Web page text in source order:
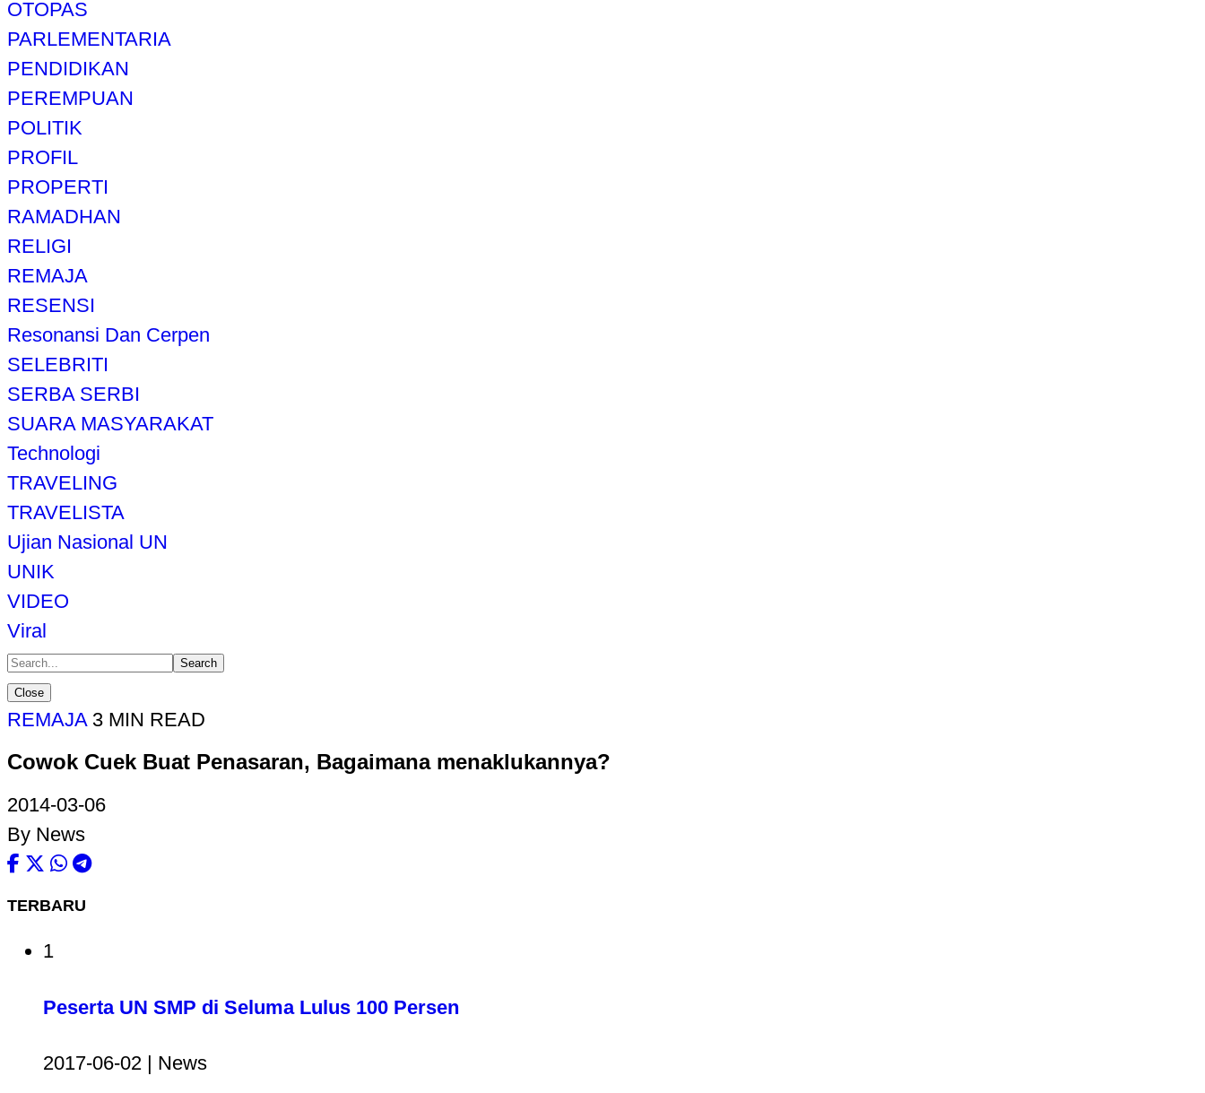
OTOPAS
PARLEMENTARIA
PENDIDIKAN
PEREMPUAN
POLITIK
PROFIL
PROPERTI
RAMADHAN
RELIGI
REMAJA
RESENSI
Resonansi Dan Cerpen
SELEBRITI
SERBA SERBI
SUARA MASYARAKAT
Technologi
TRAVELING
TRAVELISTA
Ujian Nasional UN
UNIK
VIDEO
Viral
Search
Close
REMAJA 3 MIN READ
Cowok Cuek Buat Penasaran, Bagaimana menaklukannya?
2014-03-06
By News
TERBARU
1
Peserta UN SMP di Seluma Lulus 100 Persen
2017-06-02 | News